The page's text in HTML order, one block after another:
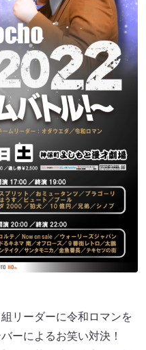
リーダーに令和ロマンを
ーによるお笑い対決！